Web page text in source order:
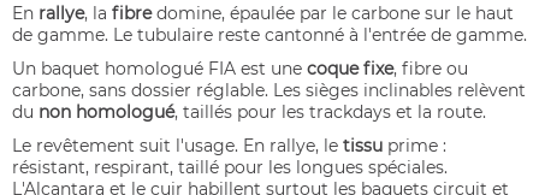
En rallye, la fibredomine, épaulée par le carbone sur le haut
de gamme. Le tubulaire reste cantonné à l'entrée de gamme.
Un baquet homologué FIA est une coque fixe, fibre ou
carbone, sans dossier réglable. Les sièges inclinables relèvent
du non homologué, taillés pour les trackdays et la route.
Le revêtement suit l'usage. En rallye, le tissu prime :
résistant, respirant, taillé pour les longues spéciales.
L'Alcantara et le cuir habillent surtout les baquets circuit et